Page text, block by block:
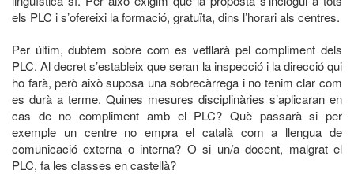
els PLC i s’ofereixi la formació, gratuïta, dins l’horari als centres.
Per últim, dubtem sobre com es vetllarà pel compliment dels
PLC. Al decret s’estableix que seran la inspecció i la direcció qui
ho farà, però això suposa una sobrecàrrega i no tenim clar com
es durà a terme. Quines mesures disciplinàries s’aplicaran en
cas de no compliment amb el PLC? Què passarà si per
exemple un centre no empra el català com a llengua de
comunicació externa o interna? O si un/a docent, malgrat el
PLC, fa les classes en castellà?